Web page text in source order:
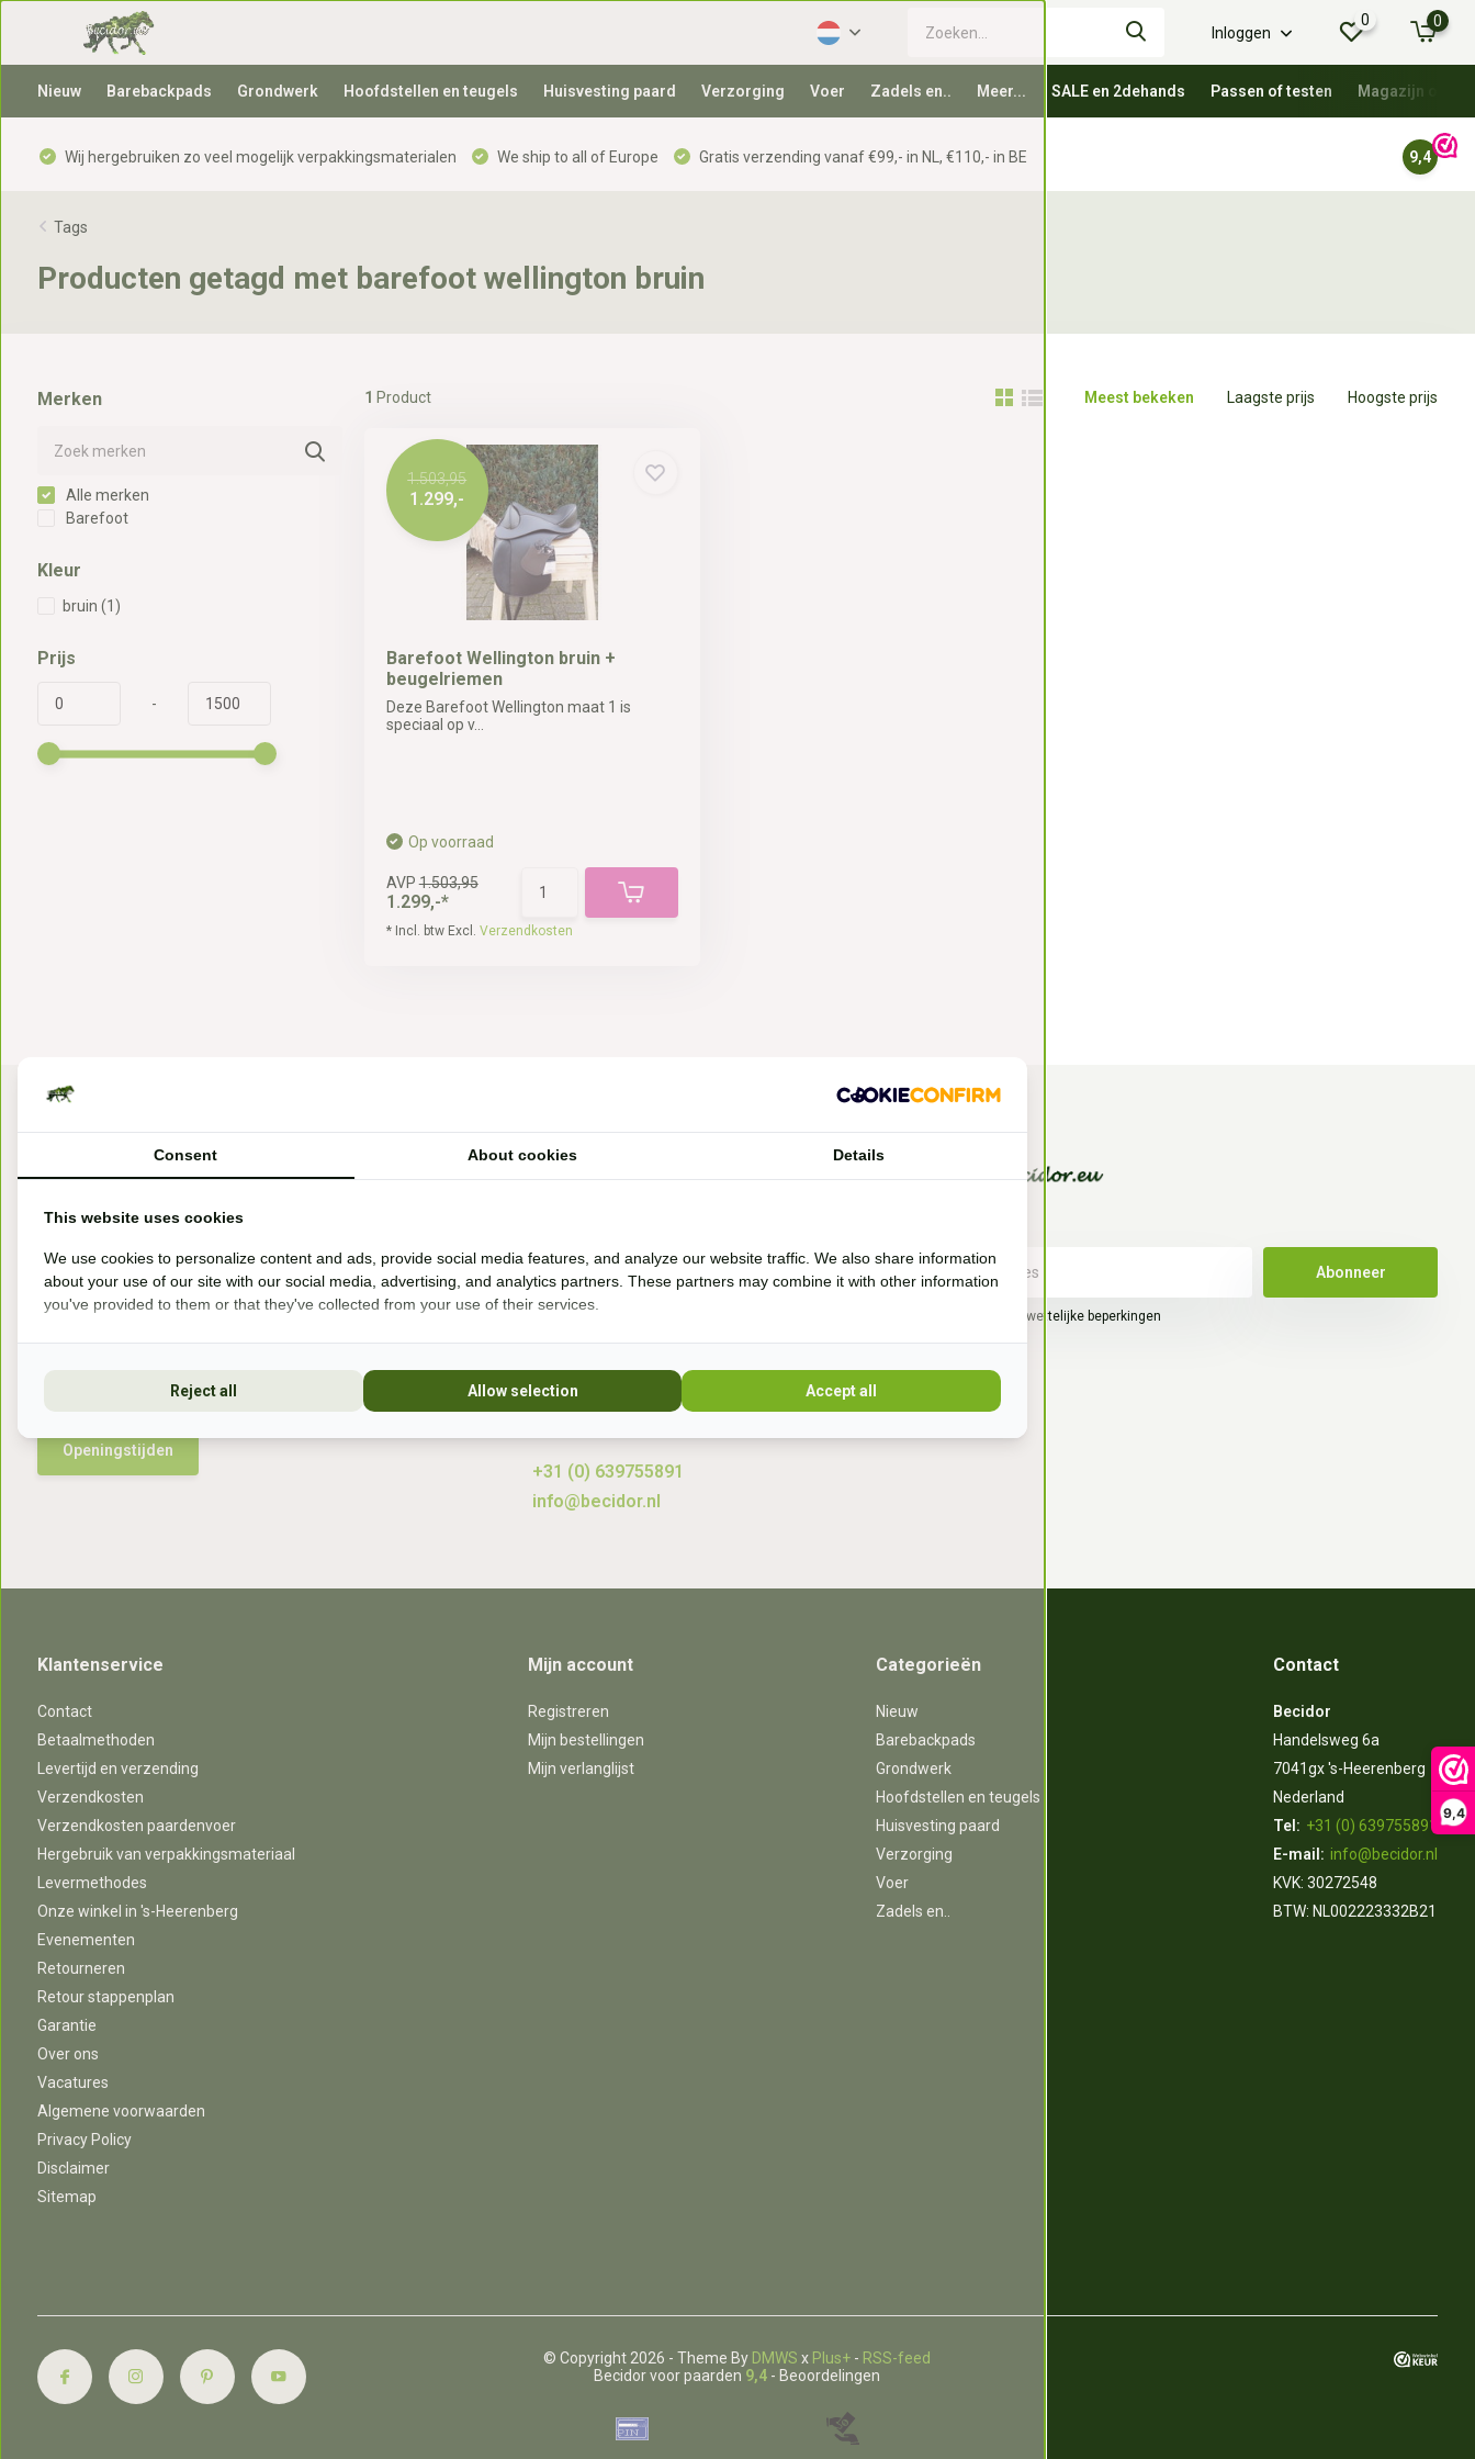
9,4
Inloggen
0 0
Nieuw Barebackpads Grondwerk Hoofdstellen en teugels Huisvesting paard Verzorging Voer Zadels en.. Meer... SALE en 2dehands Passen of testen Magazijn
Wij hergebruiken zo veel mogelijk verpakkingsmaterialen We ship to all of Europe Gratis verzending vanaf €99,- in NL, €110,- in BE 9,4
Tags
Producten getagd met barefoot wellington bruin
Merken
Alle merken
Barefoot
Kleur
bruin (1)
Prijs
-
1 Product Meest bekeken Laagste prijs Hoogste prijs
1.503,95
1.299,-
Barefoot Wellington bruin +
beugelriemen
Deze Barefoot Wellington maat 1 is
speciaal op v...
Op voorraad
AVP1.503,95
1.299,-*
* Incl. btw Excl. Verzendkosten
Bezoek onze winkel
Handelsweg 6a
7041gx 's-Heerenberg
aan de Duitse grens, aan de A12/A3
Openingstijden
Vragen?
Ik ben het best te bereiken via Whatsapp.
Ik help je graag. Ik probeer veel producten zelf
10 jaar ijzerloos en wonen in een paddock
paradise. Sinds 20
+31 (0) 639755891
info@becidor.nl
Abonneer
* Lees hier de wettelijke beperkingen
Klantenservice
Contact
Betaalmethoden
Levertijd en verzending
Verzendkosten
Verzendkosten paardenvoer
Hergebruik van verpakkingsmateriaal
Levermethodes
Onze winkel in 's-Heerenberg
Evenementen
Retourneren
Retour stappenplan
Garantie
Over ons
Vacatures
Algemene voorwaarden
Privacy Policy
Disclaimer
Sitemap
Mijn account
Registreren
Mijn bestellingen
Mijn verlanglijst
Categorieën
Nieuw
Barebackpads
Grondwerk
Hoofdstellen en teugels
Huisvesting paard
Verzorging
Voer
Zadels en..
Contact
Becidor
Handelsweg 6a
7041gx 's-Heerenberg
Nederland
Tel: +31 (0) 639755891
E-mail: info@becidor.nl
KVK: 30272548
BTW: NL002223332B21
© Copyright 2026 - Theme By DMWS x Plus+ - RSS-feed
Becidor voor paarden 9,4 - Beoordelingen
Consent About cookies Details
This website uses cookies
We use cookies to personalize content and ads, provide social media features, and analyze our website traffic. We also share information
about your use of our site with our social media, advertising, and analytics partners. These partners may combine it with other information
you've provided to them or that they've collected from your use of their services.
Reject all Allow selection Accept all